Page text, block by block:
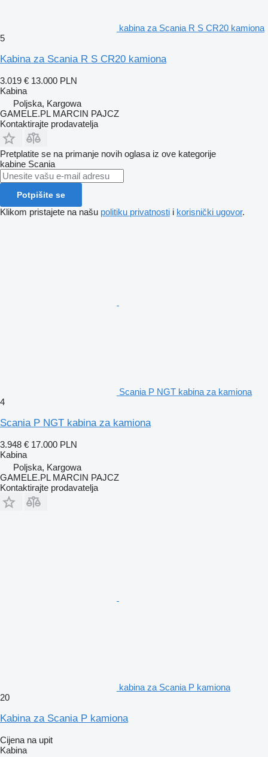
kabina za Scania R S CR20 kamiona
5
Kabina za Scania R S CR20 kamiona
3.019 € 13.000 PLN
Kabina
Poljska, Kargowa
GAMELE.PL MARCIN PAJCZ
Kontaktirajte prodavatelja
Pretplatite se na primanje novih oglasa iz ove kategorije
kabine Scania
Potpišite se
Klikom pristajete na našu politiku privatnosti i korisnički ugovor.
Scania P NGT kabina za kamiona
4
Scania P NGT kabina za kamiona
3.948 € 17.000 PLN
Kabina
Poljska, Kargowa
GAMELE.PL MARCIN PAJCZ
Kontaktirajte prodavatelja
kabina za Scania P kamiona
20
Kabina za Scania P kamiona
Cijena na upit
Kabina